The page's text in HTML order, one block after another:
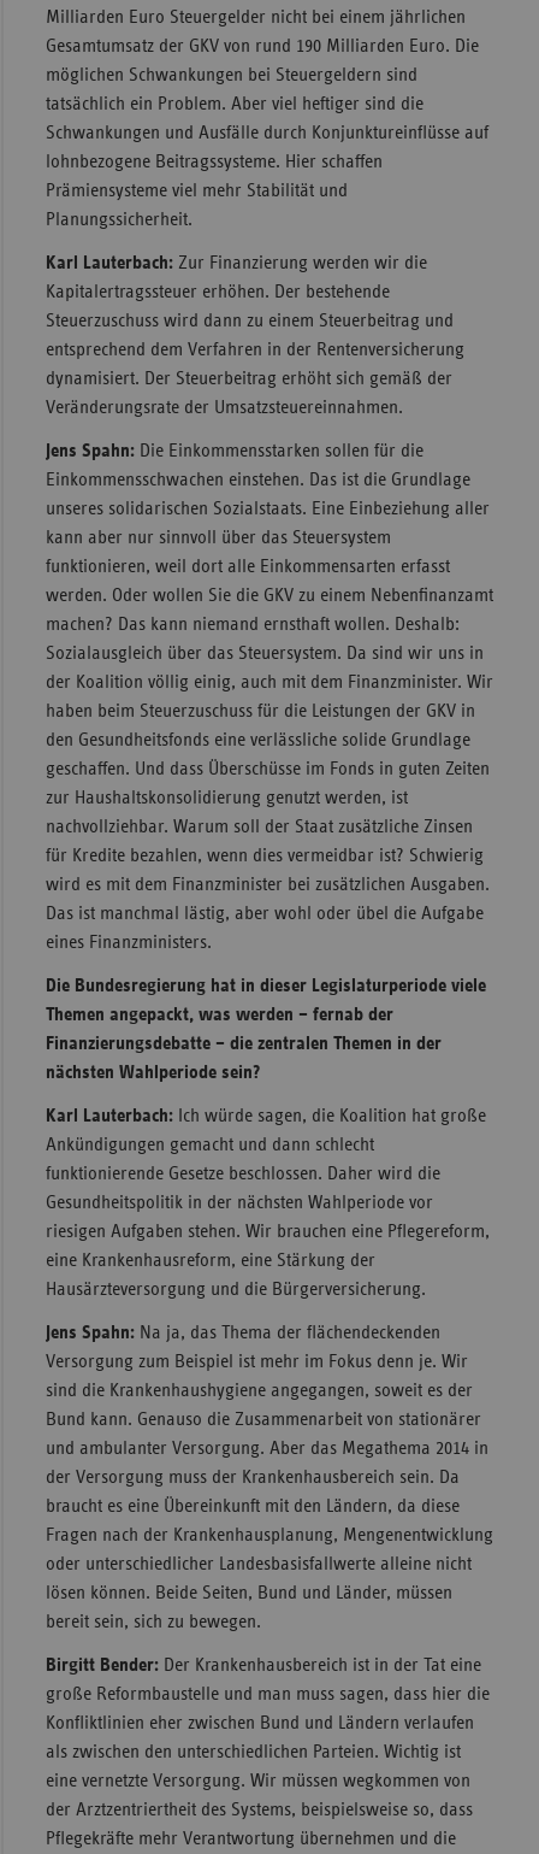
Milliarden Euro Steuergelder nicht bei einem jährlichen
Gesamtumsatz der GKV von rund 190 Milliarden Euro. Die
möglichen Schwankungen bei Steuergeldern sind
tatsächlich ein Problem. Aber viel heftiger sind die
Schwankungen und Ausfälle durch Konjunktureinflüsse auf
lohnbezogene Beitragssysteme. Hier schaffen
Prämiensysteme viel mehr Stabilität und
Planungssicherheit.
Karl Lauterbach:Zur Finanzierung werden wir die
Kapitalertragssteuer erhöhen. Der bestehende
Steuerzuschuss wird dann zu einem Steuerbeitrag und
entsprechend dem Verfahren in der Rentenversicherung
dynamisiert. Der Steuerbeitrag erhöht sich gemäß der
Veränderungsrate der Umsatzsteuereinnahmen.
Jens Spahn:Die Einkommensstarken sollen für die
Einkommensschwachen einstehen. Das ist die Grundlage
unseres solidarischen Sozialstaats. Eine Einbeziehung aller
kann aber nur sinnvoll über das Steuersystem
funktionieren, weil dort alle Einkommensarten erfasst
werden. Oder wollen Sie die GKV zu einem Nebenfinanzamt
machen? Das kann niemand ernsthaft wollen. Deshalb:
Sozialausgleich über das Steuersystem. Da sind wir uns in
der Koalition völlig einig, auch mit dem Finanzminister. Wir
haben beim Steuerzuschuss für die Leistungen der GKV in
den Gesundheitsfonds eine verlässliche solide Grundlage
geschaffen. Und dass Überschüsse im Fonds in guten Zeiten
zur Haushaltskonsolidierung genutzt werden, ist
nachvollziehbar. Warum soll der Staat zusätzliche Zinsen
für Kredite bezahlen, wenn dies vermeidbar ist? Schwierig
wird es mit dem Finanzminister bei zusätzlichen Ausgaben.
Das ist manchmal lästig, aber wohl oder übel die Aufgabe
eines Finanzministers.
Die Bundesregierung hat in dieser Legislaturperiode viele
Themen angepackt, was werden – fernab der
Finanzierungsdebatte – die zentralen Themen in der
nächsten Wahlperiode sein?
Karl Lauterbach:Ich würde sagen, die Koalition hat große
Ankündigungen gemacht und dann schlecht
funktionierende Gesetze beschlossen. Daher wird die
Gesundheitspolitik in der nächsten Wahlperiode vor
riesigen Aufgaben stehen. Wir brauchen eine Pflegereform,
eine Krankenhausreform, eine Stärkung der
Hausärzteversorgung und die Bürgerversicherung.
Jens Spahn:Na ja, das Thema der flächendeckenden
Versorgung zum Beispiel ist mehr im Fokus denn je. Wir
sind die Krankenhaushygiene angegangen, soweit es der
Bund kann. Genauso die Zusammenarbeit von stationärer
und ambulanter Versorgung. Aber das Megathema 2014 in
der Versorgung muss der Krankenhausbereich sein. Da
braucht es eine Übereinkunft mit den Ländern, da diese
Fragen nach der Krankenhausplanung, Mengenentwicklung
oder unterschiedlicher Landesbasisfallwerte alleine nicht
lösen können. Beide Seiten, Bund und Länder, müssen
bereit sein, sich zu bewegen.
Birgitt Bender:Der Krankenhausbereich ist in der Tat eine
große Reformbaustelle und man muss sagen, dass hier die
Konfliktlinien eher zwischen Bund und Ländern verlaufen
als zwischen den unterschiedlichen Parteien. Wichtig ist
eine vernetzte Versorgung. Wir müssen wegkommen von
der Arztzentriertheit des Systems, beispielsweise so, dass
Pflegekräfte mehr Verantwortung übernehmen und die